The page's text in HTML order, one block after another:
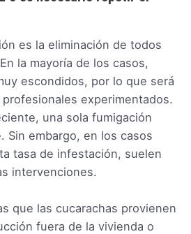
es la eliminación de todos
la mayoría de los casos,
escondidos, por lo que será
experimentados.
una sola fumigación
Sin embargo, en los casos
tasa de infestación, suelen
intervenciones.
que las cucarachas provienen
fuera de la vivienda o